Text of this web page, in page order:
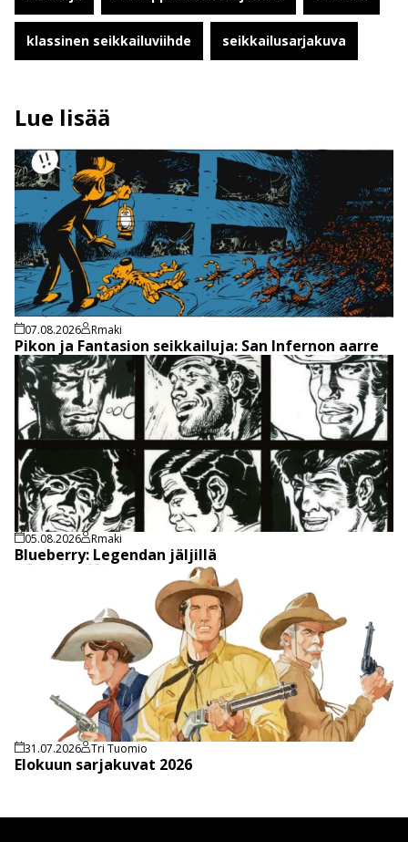
klassinen seikkailuviihde seikkailusarjakuva
Lue lisää
07.08.2026 Rmaki
Pikon ja Fantasion seikkailuja: San Infernon aarre
05.08.2026 Rmaki
Blueberry: Legendan jäljillä
31.07.2026 Tri Tuomio
Elokuun sarjakuvat 2026